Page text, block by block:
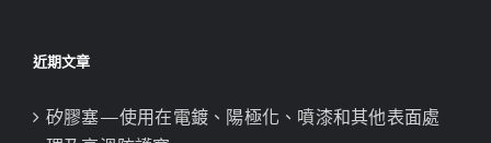
近期文章
矽膠塞—使用在電鍍、陽極化、噴漆和其他表面處